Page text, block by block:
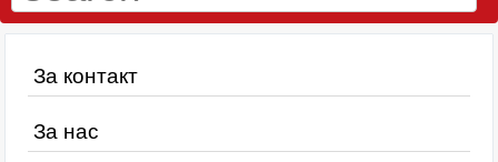
За контакт
За нас